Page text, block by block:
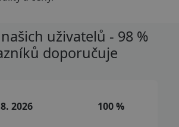
uživatelů - 98 %
doporučuje
2026 100 %